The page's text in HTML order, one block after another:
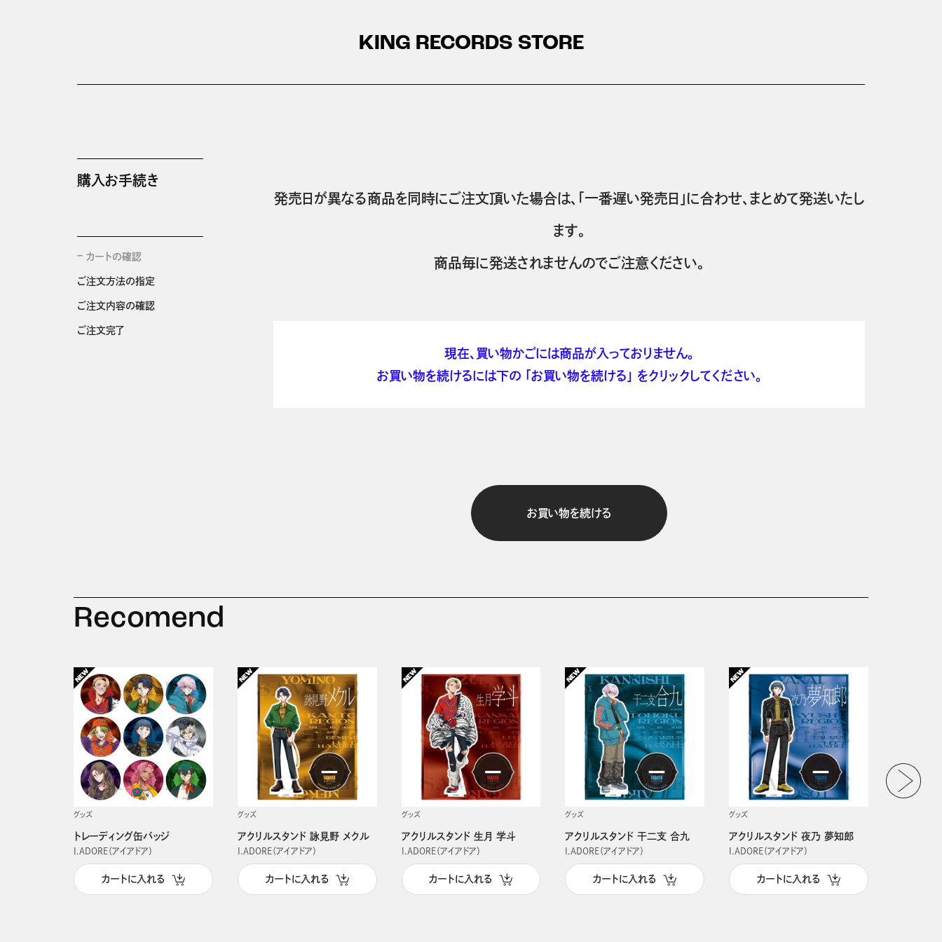
KING RECORDS STORE
購入お手続き
カートの確認
ご注文方法の指定
ご注文内容の確認
ご注文完了
発売日が異なる商品を同時にご注文頂いた場合は、「一番遅い発売日」に合わせ、まとめて発送いたし
ます。
商品毎に発送されませんのでご注意ください。
現在、買い物かごには商品が入っておりません。
お買い物を続けるには下の 「お買い物を続ける」 をクリックしてください。
お買い物を続ける
Recomend
グッズ
トレーディング缶バッジ
I.ADORE（アイアドア）
カートに入れる
グッズ
アクリルスタンド 詠見野 メクル
I.ADORE（アイアドア）
カートに入れる
グッズ
アクリルスタンド 生月 学斗
I.ADORE（アイアドア）
カートに入れる
グッズ
アクリルスタンド 干二支 合九
I.ADORE（アイアドア）
カートに入れる
グッズ
アクリルスタンド 夜乃 夢知郎
I.ADORE（アイアドア）
カートに入れる